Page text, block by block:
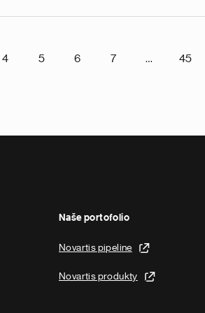
4 5 6 7 … 45
Naše portofolio
Novartis pipeline
Novartis produkty